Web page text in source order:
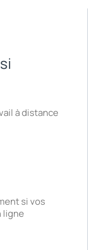
à distance
si vos
ligne